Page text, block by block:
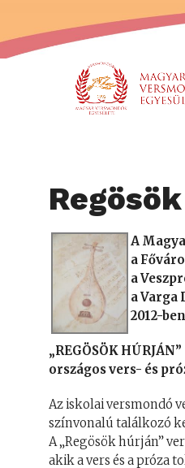
A
a
a
a
2012-
„REGÖSÖK HÚRJÁN”
országos vers- és
Az iskolai versmondó
színvonalú találkozó
A „Regösök húrján”
akik a vers és a próza